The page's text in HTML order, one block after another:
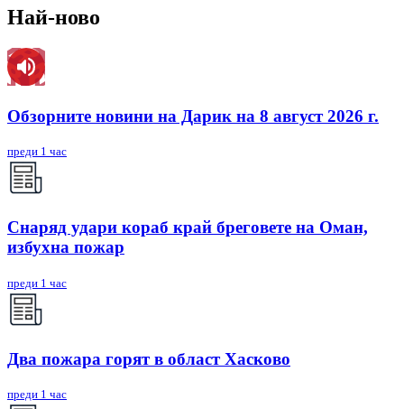
Най-ново
Обзорните новини на Дарик на 8 август 2026 г.
преди 1 час
Снаряд удари кораб край бреговете на Оман,
избухна пожар
преди 1 час
Два пожара горят в област Хасково
преди 1 час